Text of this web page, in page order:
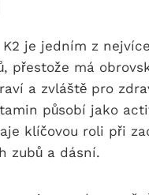
je jedním z
přestože má
a zvláště pro
působí jako
klíčovou roli při
zubů a dásní.